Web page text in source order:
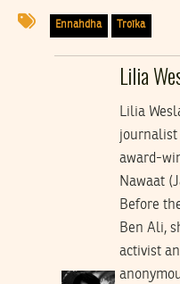
Ennahdha Troïka
Lilia
Lilia
journalist
award-
Nawaat
Before
Ben Ali,
activist